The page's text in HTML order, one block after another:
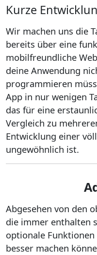
Kurze
Wir machen uns die
bereits über eine
mobilfreundliche
deine Anwendung
programmieren
App in nur wenigen
das für eine
Vergleich zu
Entwicklung einer
ungewöhnlich ist.
Abgesehen von den
die immer enthalten
optionale
besser machen